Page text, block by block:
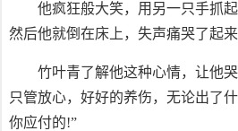
他疯狂般大笑，用另一只手抓
然后他就倒在床上，失声痛哭了起来
竹叶青了解他这种心情，让他
只管放心，好好的养伤，无论出了
你应付的!”